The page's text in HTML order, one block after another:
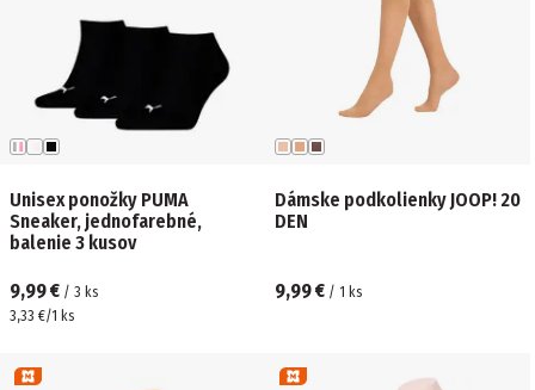
Unisex ponožky PUMA
Sneaker, jednofarebné,
balenie 3 kusov
9,99 € / 3 ks
3,33 €/1 ks
Dámske podkolienky JOOP! 20
DEN
9,99 € / 1 ks